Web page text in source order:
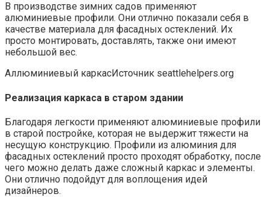
В производстве зимних садов применяют
алюминиевые профили. Они отлично показали себя в
качестве материала для фасадных остеклений. Их
просто монтировать, доставлять, также они имеют
небольшой вес.
Аллюминиевый каркасИсточник seattlehelpers.org
Реализация каркаса в старом здании
Благодаря легкости применяют алюминиевые профили
в старой постройке, которая не выдержит тяжести на
несущую конструкцию. Профили из алюминия для
фасадных остеклений просто проходят обработку, после
чего можно делать даже сложный каркас и элементы.
Они отлично подойдут для воплощения идей
дизайнеров.